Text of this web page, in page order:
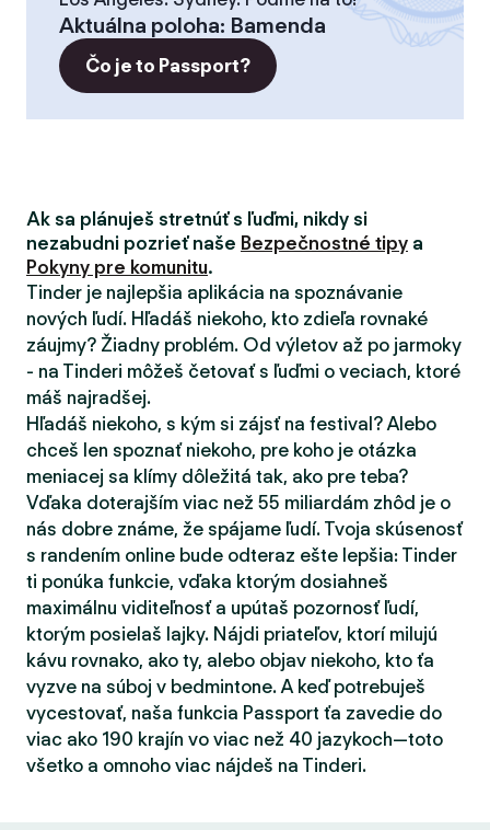
Aktuálna poloha: Bamenda
Čo je to Passport?
Ak sa plánuješ stretnúť s ľuďmi, nikdy si
nezabudni pozrieť naše Bezpečnostné tipy a
Pokyny pre komunitu.
Tinder je najlepšia aplikácia na spoznávanie
nových ľudí. Hľadáš niekoho, kto zdieľa rovnaké
záujmy? Žiadny problém. Od výletov až po jarmoky
- na Tinderi môžeš četovať s ľuďmi o veciach, ktoré
máš najradšej.
Hľadáš niekoho, s kým si zájsť na festival? Alebo
chceš len spoznať niekoho, pre koho je otázka
meniacej sa klímy dôležitá tak, ako pre teba?
Vďaka doterajším viac než 55 miliardám zhôd je o
nás dobre známe, že spájame ľudí. Tvoja skúsenosť
s randením online bude odteraz ešte lepšia: Tinder
ti ponúka funkcie, vďaka ktorým dosiahneš
maximálnu viditeľnosť a upútaš pozornosť ľudí,
ktorým posielaš lajky. Nájdi priateľov, ktorí milujú
kávu rovnako, ako ty, alebo objav niekoho, kto ťa
vyzve na súboj v bedmintone. A keď potrebuješ
vycestovať, naša funkcia Passport ťa zavedie do
viac ako 190 krajín vo viac než 40 jazykoch—toto
všetko a omnoho viac nájdeš na Tinderi.